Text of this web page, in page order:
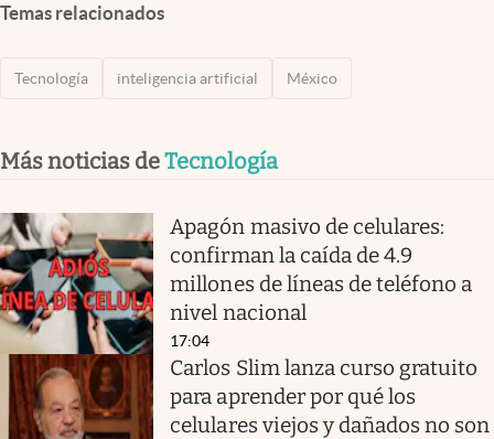
Temas relacionados
Tecnología inteligencia artificial México
Más noticias deTecnología
Apagón masivo de celulares:
confirman la caída de 4.9
millones de líneas de teléfono a
nivel nacional
17:04
Carlos Slim lanza curso gratuito
para aprender por qué los
celulares viejos y dañados no son